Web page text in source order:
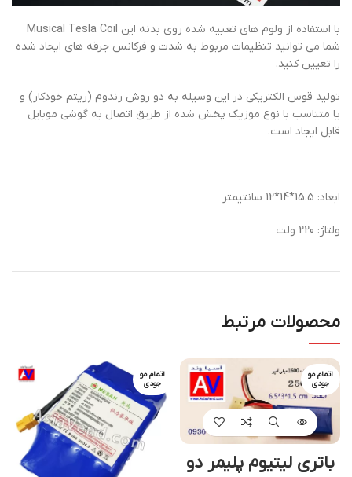
با استفاده از ولوم های تعبیه شده روی بدنه این Musical Tesla Coil
شما می توانید تنظیمات مربوط به شدت و فرکانس جرقه های ایحاد شده
را تعیین کنید.
تولید قوس الکتریکی در این وسیله به دو روش رندوم (ریتم خودکار) و
یا متناسب با نوع موزیک پخش شده از طریق اتصال به گوشی موبایل
قابل ایجاد است.
ابعاد: 15.5*14*12 سانتیمتر
ولتاژ: 220 ولت
محصولات مرتبط
اتمام مو
جودی
باتری لیتیوم پلیمر دو
اتمام مو
جودی